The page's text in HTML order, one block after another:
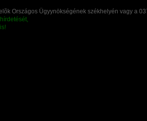
Országos Ügyynökségének székhelyén vagy a